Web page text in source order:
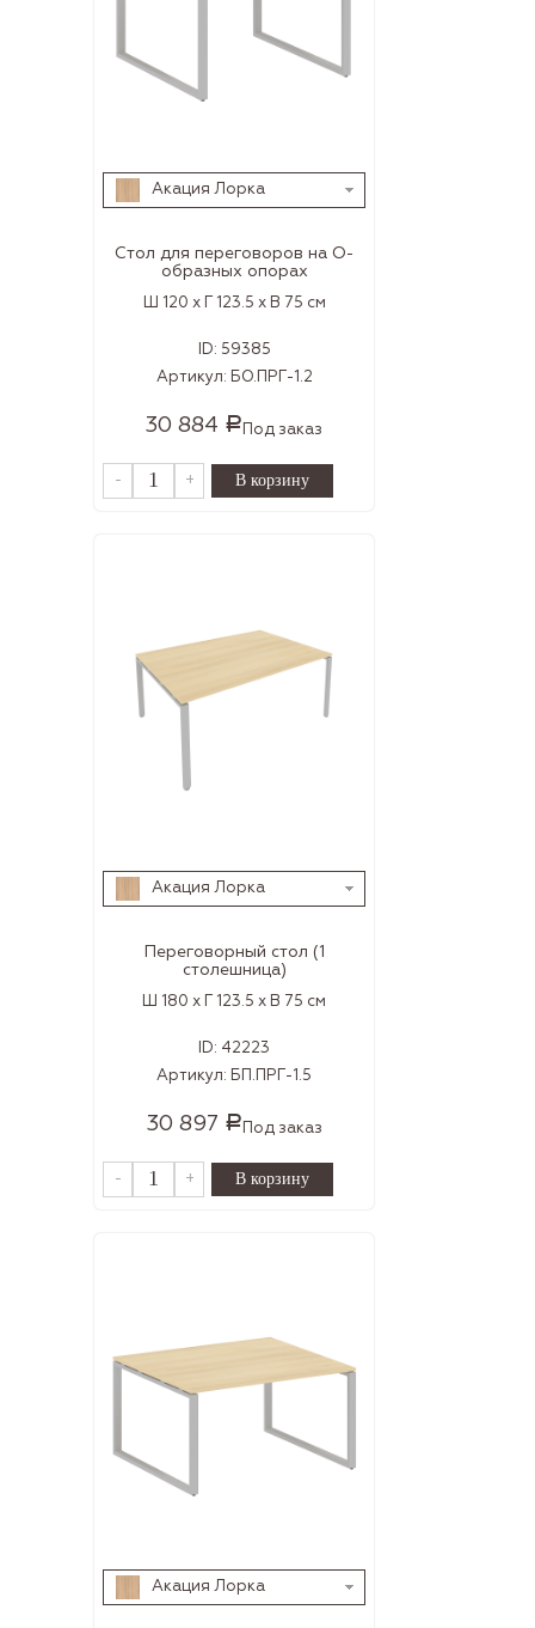
Акация Лорка
Стол для переговоров на О-
образных опорах
Ш 120 x Г 123.5 x В 75 см
ID: 59385
Артикул: БО.ПРГ-1.2
30 884 Р Под заказ
- +
Акация Лорка
Переговорный стол (1
столешница)
Ш 180 x Г 123.5 x В 75 см
ID: 42223
Артикул: БП.ПРГ-1.5
30 897 Р Под заказ
- +
Акация Лорка